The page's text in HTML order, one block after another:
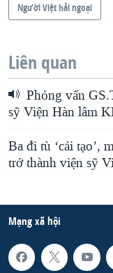
Người Việt hải ngoại
Liên quan
Phỏng vấn
sỹ Viện Hàn lâm
Ba đi tù ‘cải tạo’,
trở thành viện sỹ
Mạng xã hội